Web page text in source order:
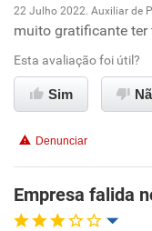
Oportunidade de
Ambiente de
Benefícios
Recomenda esta
22 Julho 2022. Auxiliar de
muito gratificante ter
Esta avaliação foi útil?
Sim
Denunciar
Empresa falida